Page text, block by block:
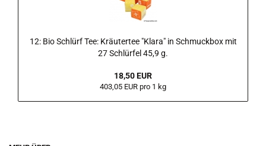
12: Bio Schlürf Tee: Kräutertee "Klara" in Schmuckbox mit
27 Schlürfel 45,9 g.
18,50 EUR
403,05 EUR pro 1 kg